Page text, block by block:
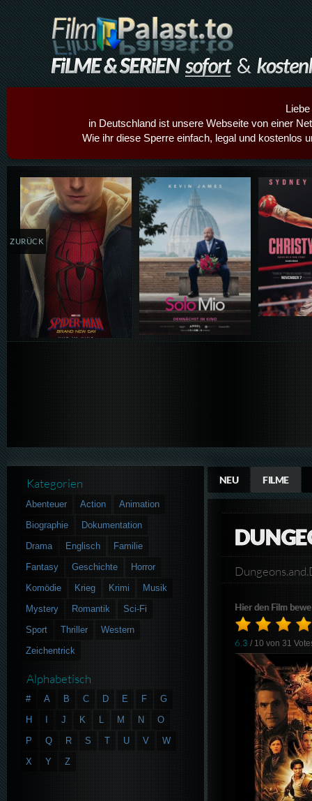
in Deutschland ist unsere Webseite von einer
Wie ihr diese Sperre einfach, legal und kostenlos
Details,Play Details,Play
ZURÜCK
NEU FILME
Hier den Film
6.3 / 10 von31
Kategorien
Abenteuer Action
Animation
Biographie
Dokumentation
Drama
Englisch
Familie
Fantasy
Geschichte
Horror
Komödie
Krieg Krimi
Musik
Mystery
Romantik
Sci-Fi
Sport
Thriller
Western
Zeichentrick
Alphabetisch
# A B C D E F
G
H
J K L M N
O
P
Q R S T U V
W
X
Y Z